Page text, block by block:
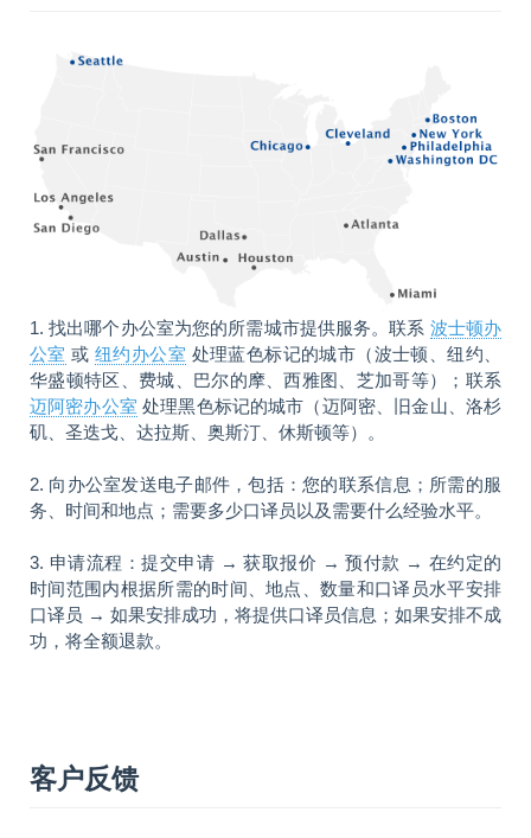
1. 找出哪个办公室为您的所需城市提供服务。联系 波士顿办
公室 或纽约办公室 处理蓝色标记的城市（波士顿、纽约、
华盛顿特区、费城、巴尔的摩、西雅图、芝加哥等）；联系
迈阿密办公室 处理黑色标记的城市（迈阿密、旧金山、洛杉
矶、圣迭戈、达拉斯、奥斯汀、休斯顿等）。
2. 向办公室发送电子邮件，包括：您的联系信息；所需的服
务、时间和地点；需要多少口译员以及需要什么经验水平。
3. 申请流程：提交申请 → 获取报价 → 预付款 → 在约定的
时间范围内根据所需的时间、地点、数量和口译员水平安排
口译员 → 如果安排成功，将提供口译员信息；如果安排不成
功，将全额退款。
客户反馈